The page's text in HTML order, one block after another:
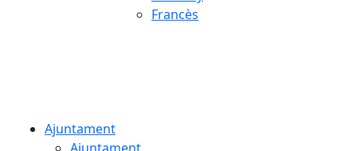
Francès
Ajuntament